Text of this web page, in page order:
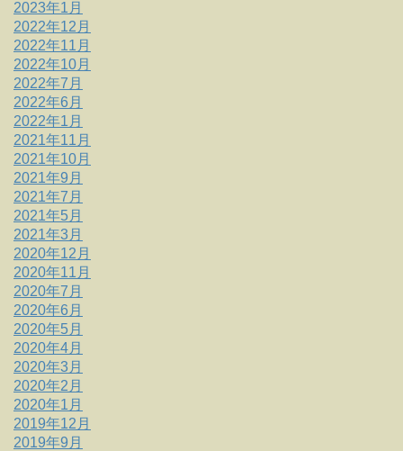
2023年1月
2022年12月
2022年11月
2022年10月
2022年7月
2022年6月
2022年1月
2021年11月
2021年10月
2021年9月
2021年7月
2021年5月
2021年3月
2020年12月
2020年11月
2020年7月
2020年6月
2020年5月
2020年4月
2020年3月
2020年2月
2020年1月
2019年12月
2019年9月